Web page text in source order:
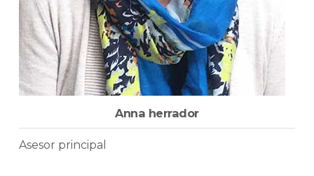
Anna herrador
Asesor principal